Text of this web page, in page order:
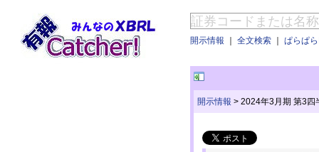
開示情報 ｜ 全文検索 ｜ ぱらぱ
開示情報 > 2024年3月期 第3四